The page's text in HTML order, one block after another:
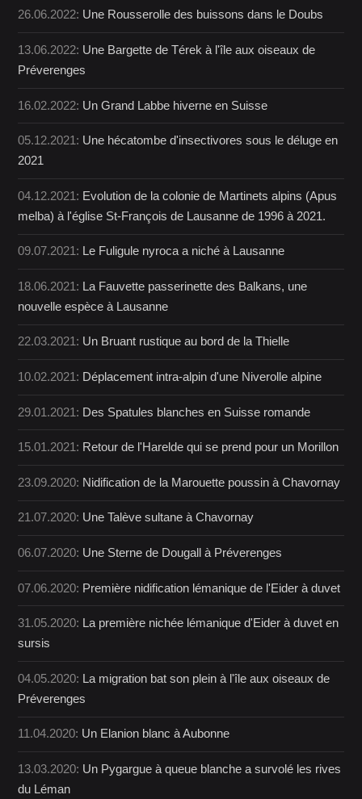
26.06.2022: Une Rousserolle des buissons dans le Doubs
13.06.2022: Une Bargette de Térek à l'île aux oiseaux de
Préverenges
16.02.2022: Un Grand Labbe hiverne en Suisse
05.12.2021: Une hécatombe d'insectivores sous le déluge en
2021
04.12.2021: Evolution de la colonie de Martinets alpins (Apus
melba) à l'église St-François de Lausanne de 1996 à 2021.
09.07.2021: Le Fuligule nyroca a niché à Lausanne
18.06.2021: La Fauvette passerinette des Balkans, une
nouvelle espèce à Lausanne
22.03.2021: Un Bruant rustique au bord de la Thielle
10.02.2021: Déplacement intra-alpin d'une Niverolle alpine
29.01.2021: Des Spatules blanches en Suisse romande
15.01.2021: Retour de l'Harelde qui se prend pour un Morillon
23.09.2020: Nidification de la Marouette poussin à Chavornay
21.07.2020: Une Talève sultane à Chavornay
06.07.2020: Une Sterne de Dougall à Préverenges
07.06.2020: Première nidification lémanique de l'Eider à duvet
31.05.2020: La première nichée lémanique d'Eider à duvet en
sursis
04.05.2020: La migration bat son plein à l'île aux oiseaux de
Préverenges
11.04.2020: Un Elanion blanc à Aubonne
13.03.2020: Un Pygargue à queue blanche a survolé les rives
du Léman